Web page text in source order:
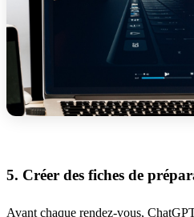
5. Créer des fiches de
Avant chaque rendez-vous,